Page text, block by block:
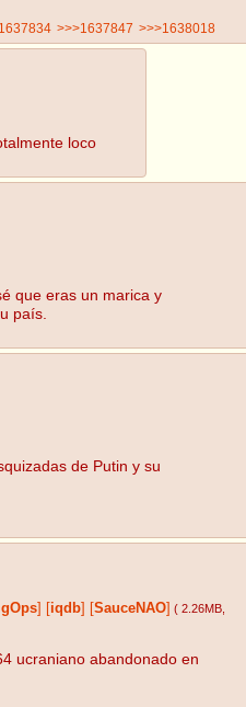
>>>1637847 >>>1638018
loco
que eras un marica y
país.
de Putin y su
iqdb SauceNAO ( 2.26MB
ucraniano abandonado en